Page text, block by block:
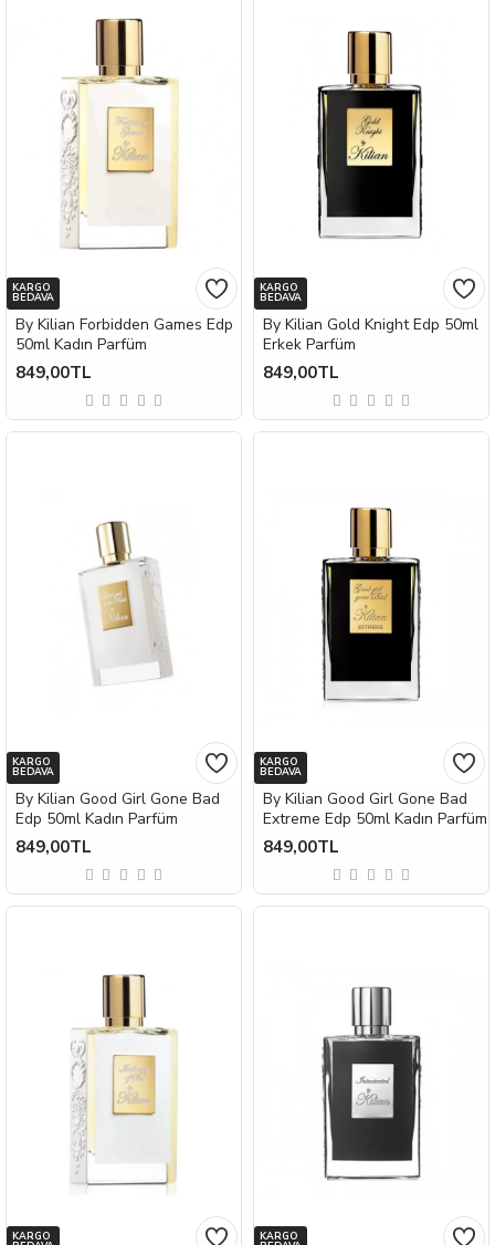
KARGO
BEDAVA
By Kilian Forbidden Games Edp
50ml Kadın Parfüm
849,00TL
KARGO
BEDAVA
By Kilian Gold Knight Edp 50ml
Erkek Parfüm
849,00TL
KARGO
BEDAVA
By Kilian Good Girl Gone Bad
Edp 50ml Kadın Parfüm
849,00TL
KARGO
BEDAVA
By Kilian Good Girl Gone Bad
Extreme Edp 50ml Kadın Parfüm
849,00TL
KARGO KARGO